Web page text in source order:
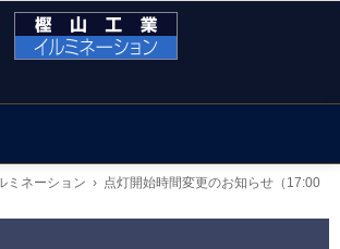
ミネーション ›
点灯開始時間変更のお知らせ（17:00